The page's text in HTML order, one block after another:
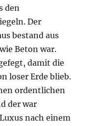
den
Der
bestand aus
Beton war.
damit die
loser Erde blieb.
ordentlichen
der war
nach einem